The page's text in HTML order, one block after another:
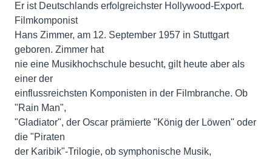
Er ist Deutschlands erfolgreichster Hollywood-Export.
Filmkomponist
Hans Zimmer, am 12. September 1957 in Stuttgart
geboren. Zimmer hat
nie eine Musikhochschule besucht, gilt heute aber als
einer der
einflussreichsten Komponisten in der Filmbranche. Ob
"Rain Man",
"Gladiator", der Oscar prämierte "König der Löwen" oder
die "Piraten
der Karibik"-Trilogie, ob symphonische Musik,